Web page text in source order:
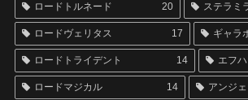
ロードトルネード 20 ステラミ
ロードヴェリタス 17 ギャラ
ロードトライデント 14 エフ
ロードマジカル 14 アンジ